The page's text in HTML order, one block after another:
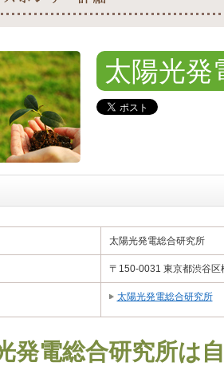
太陽光発
太陽光発電総合研究所
〒150-0031 東京都渋谷区
太陽光発電総合研究所
発電総合研究所は